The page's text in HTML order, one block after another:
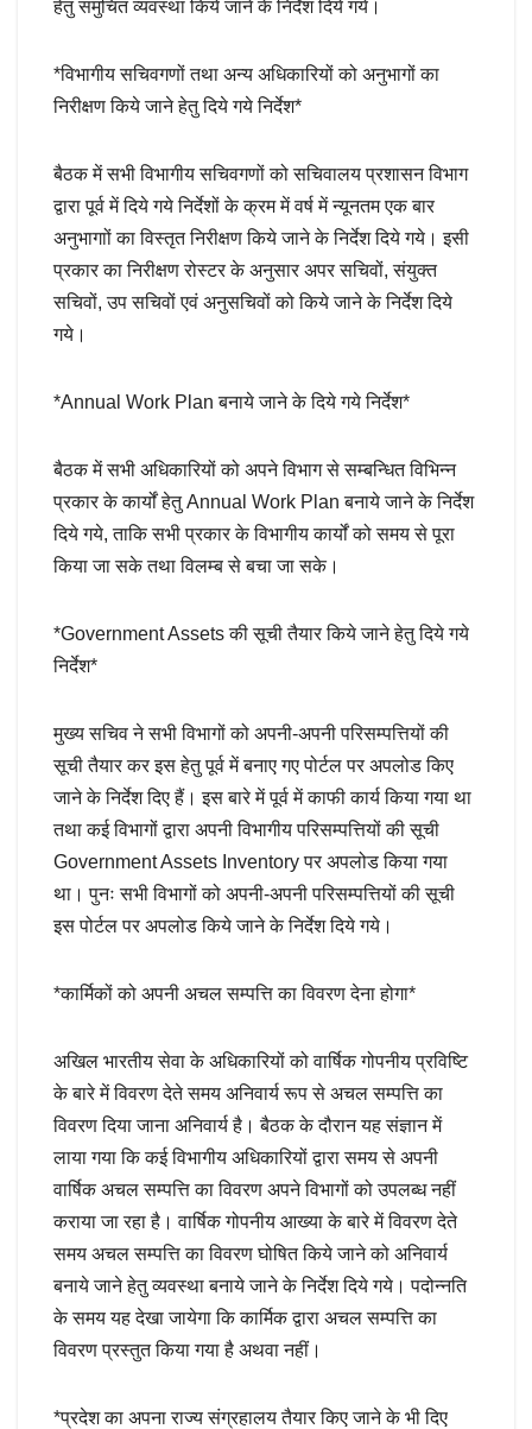
हेतु समुचित व्यवस्था किये जाने के निर्देश दिये गये।
*विभागीय सचिवगणों तथा अन्य अधिकारियों को अनुभागों का
निरीक्षण किये जाने हेतु दिये गये निर्देश*
बैठक में सभी विभागीय सचिवगणों को सचिवालय प्रशासन विभाग
द्वारा पूर्व में दिये गये निर्देशों के क्रम में वर्ष में न्यूनतम एक बार
अनुभागाों का विस्तृत निरीक्षण किये जाने के निर्देश दिये गये। इसी
प्रकार का निरीक्षण रोस्टर के अनुसार अपर सचिवों, संयुक्त
सचिवों, उप सचिवों एवं अनुसचिवों को किये जाने के निर्देश दिये
गये।
*Annual Work Plan बनाये जाने के दिये गये निर्देश*
बैठक में सभी अधिकारियों को अपने विभाग से सम्बन्धित विभिन्न
प्रकार के कार्यों हेतु Annual Work Plan बनाये जाने के निर्देश
दिये गये, ताकि सभी प्रकार के विभागीय कार्यों को समय से पूरा
किया जा सके तथा विलम्ब से बचा जा सके।
*Government Assets की सूची तैयार किये जाने हेतु दिये गये
निर्देश*
मुख्य सचिव ने सभी विभागों को अपनी-अपनी परिसम्पत्तियों की
सूची तैयार कर इस हेतु पूर्व में बनाए गए पोर्टल पर अपलोड किए
जाने के निर्देश दिए हैं। इस बारे में पूर्व में काफी कार्य किया गया था
तथा कई विभागों द्वारा अपनी विभागीय परिसम्पत्तियों की सूची
Government Assets Inventory पर अपलोड किया गया
था। पुनः सभी विभागों को अपनी-अपनी परिसम्पत्तियों की सूची
इस पोर्टल पर अपलोड किये जाने के निर्देश दिये गये।
*कार्मिकों को अपनी अचल सम्पत्ति का विवरण देना होगा*
अखिल भारतीय सेवा के अधिकारियों को वार्षिक गोपनीय प्रविष्टि
के बारे में विवरण देते समय अनिवार्य रूप से अचल सम्पत्ति का
विवरण दिया जाना अनिवार्य है। बैठक के दौरान यह संज्ञान में
लाया गया कि कई विभागीय अधिकारियों द्वारा समय से अपनी
वार्षिक अचल सम्पत्ति का विवरण अपने विभागों को उपलब्ध नहीं
कराया जा रहा है। वार्षिक गोपनीय आख्या के बारे में विवरण देते
समय अचल सम्पत्ति का विवरण घोषित किये जाने को अनिवार्य
बनाये जाने हेतु व्यवस्था बनाये जाने के निर्देश दिये गये। पदोन्नति
के समय यह देखा जायेगा कि कार्मिक द्वारा अचल सम्पत्ति का
विवरण प्रस्तुत किया गया है अथवा नहीं।
*प्रदेश का अपना राज्य संग्रहालय तैयार किए जाने के भी दिए